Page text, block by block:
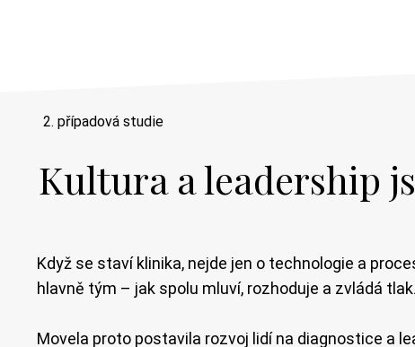
Kultura a leadership
Když se staví klinika, nejde jen o technologie a
hlavně tým – jak spolu mluví, rozhoduje a zvládá tlak.
Movela proto postavila rozvoj lidí na diagnostice a
2. případová studie